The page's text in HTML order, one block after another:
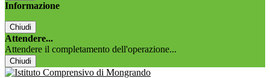
Informazione
Chiudi
Attendere...
Attendere il completamento dell'operazione...
Chiudi